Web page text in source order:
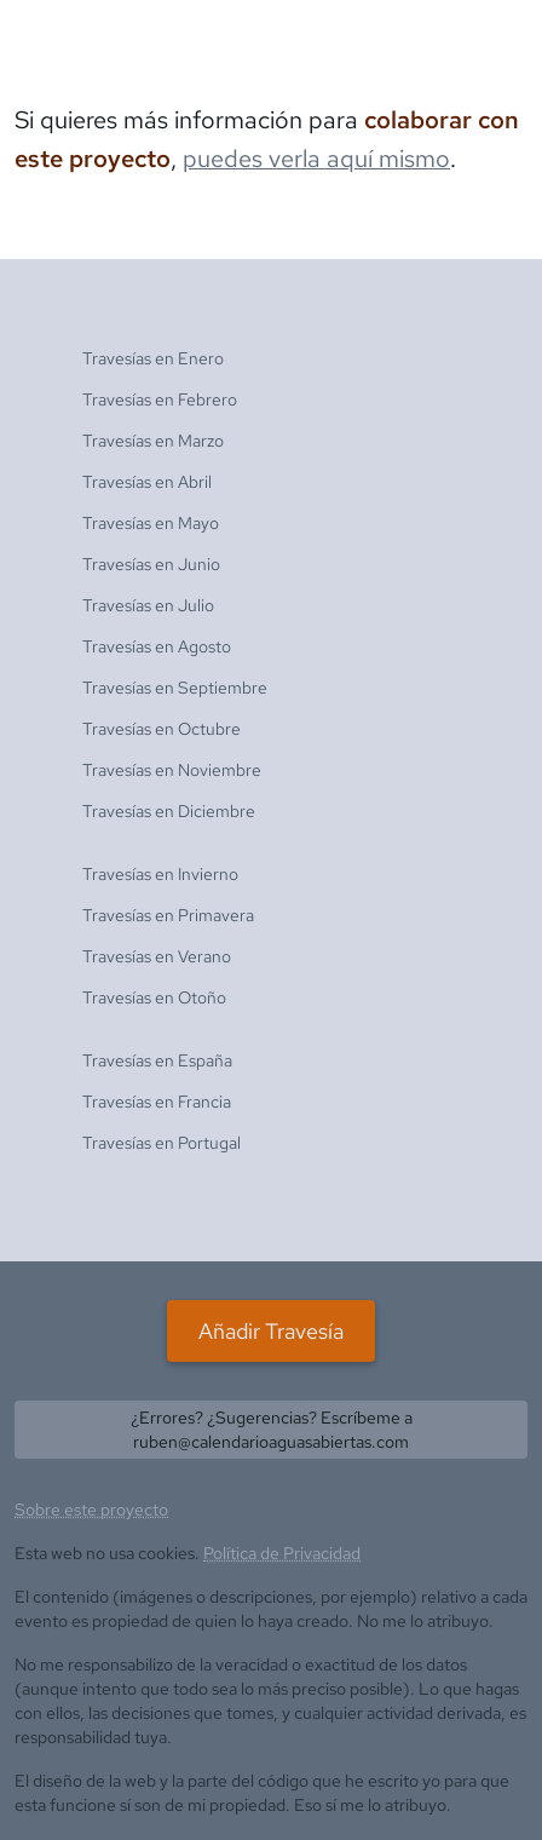
Si quieres más información para colaborar con
este proyecto, puedes verla aquí mismo.
Travesías en Enero
Travesías en Febrero
Travesías en Marzo
Travesías en Abril
Travesías en Mayo
Travesías en Junio
Travesías en Julio
Travesías en Agosto
Travesías en Septiembre
Travesías en Octubre
Travesías en Noviembre
Travesías en Diciembre
Travesías en Invierno
Travesías en Primavera
Travesías en Verano
Travesías en Otoño
Travesías en España
Travesías en Francia
Travesías en Portugal
Añadir Travesía
¿Errores? ¿Sugerencias? Escríbeme a
ruben@calendarioaguasabiertas.com
Sobre este proyecto
Esta web no usa cookies. Política de Privacidad
El contenido (imágenes o descripciones, por ejemplo) relativo a cada
evento es propiedad de quien lo haya creado. No me lo atribuyo.
No me responsabilizo de la veracidad o exactitud de los datos
(aunque intento que todo sea lo más preciso posible). Lo que hagas
con ellos, las decisiones que tomes, y cualquier actividad derivada, es
responsabilidad tuya.
El diseño de la web y la parte del código que he escrito yo para que
esta funcione sí son de mi propiedad. Eso sí me lo atribuyo.